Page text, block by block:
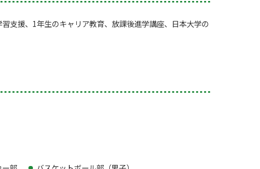
支援、1年生のキャリア教育、放課後進学講座、日本大学の